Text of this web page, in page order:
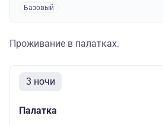
Базовый
Проживание в палатках.
3 ночи
Палатка